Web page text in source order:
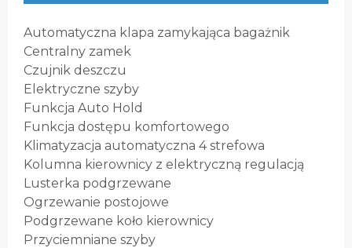
Automatyczna klapa zamykająca bagażnik
Centralny zamek
Czujnik deszczu
Elektryczne szyby
Funkcja Auto Hold
Funkcja dostępu komfortowego
Klimatyzacja automatyczna 4 strefowa
Kolumna kierownicy z elektryczną regulacją
Lusterka podgrzewane
Ogrzewanie postojowe
Podgrzewane koło kierownicy
Przyciemniane szyby